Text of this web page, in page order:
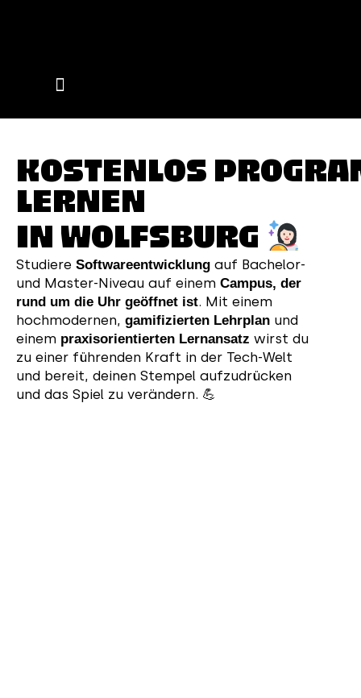
KOSTENLOS
LERNEN
IN WOLFSBURG
Studiere Softwareentwicklung auf Bachelor-
und Master-Niveau auf einem Campus, der
rund um die Uhr geöffnet ist. Mit einem
hochmodernen, gamifizierten Lehrplan und
einem praxisorientierten Lernansatz wirst du
zu einer führenden Kraft in der Tech-Welt
und bereit, deinen Stempel aufzudrücken
und das Spiel zu verändern. 💪